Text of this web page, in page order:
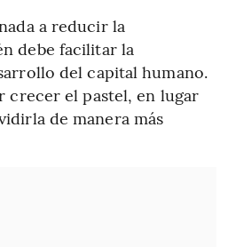
a reducir la
debe facilitar la
del capital humano.
crecer el pastel, en lugar
de manera más